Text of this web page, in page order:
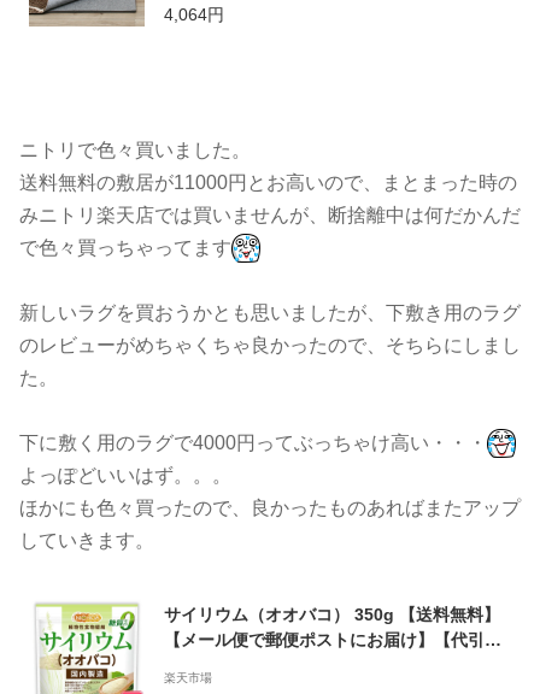
4,064円
ニトリで色々買いました。
送料無料の敷居が11000円とお高いので、まとまった時の
みニトリ楽天店では買いませんが、断捨離中は何だかんだ
で色々買っちゃってます
新しいラグを買おうかとも思いましたが、下敷き用のラグ
のレビューがめちゃくちゃ良かったので、そちらにしまし
た。
下に敷く用のラグで4000円ってぶっちゃけ高い・・・
よっぽどいいはず。。。
ほかにも色々買ったので、良かったものあればまたアップ
していきます。
サイリウム（オオバコ） 350g 【送料無料】
【メール便で郵便ポストにお届け】【代引不
食物繊維 Plantago ovata [05] NICHIGA(ニ
楽天市場